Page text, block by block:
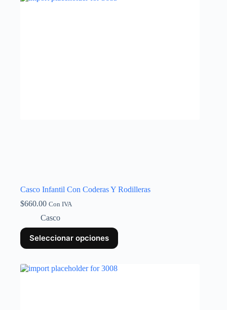
Casco Infantil Con Coderas Y Rodilleras
$660.00 Con IVA
Casco
Seleccionar opciones